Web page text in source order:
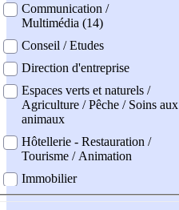
Communication /
Multimédia (14)
Conseil / Etudes
Direction d'entreprise
Espaces verts et naturels /
Agriculture / Pêche / Soins aux
animaux
Hôtellerie - Restauration /
Tourisme / Animation
Immobilier